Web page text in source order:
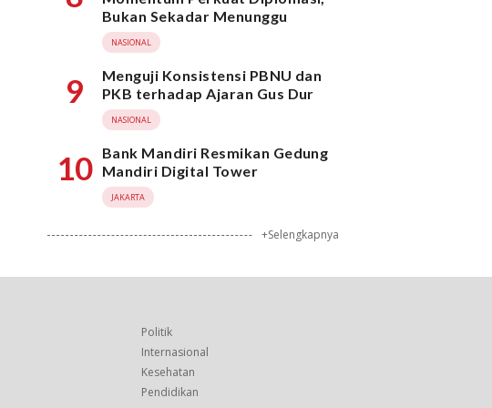
Bukan Sekadar Menunggu
NASIONAL
9
Menguji Konsistensi PBNU dan
PKB terhadap Ajaran Gus Dur
NASIONAL
10 Bank Mandiri Resmikan Gedung
Mandiri Digital Tower
JAKARTA
+Selengkapnya
Politik
Internasional
Kesehatan
Pendidikan